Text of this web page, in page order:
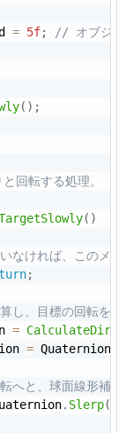
回転する処理。
;
=
= Quaternion
.Slerp(
= 5f; // オブジ
( ) ;
回転する処理。
( )
なければ、このメ
;
し、目標の回転を
=
= Quaternion
へと、球面線形補
. Slerp(